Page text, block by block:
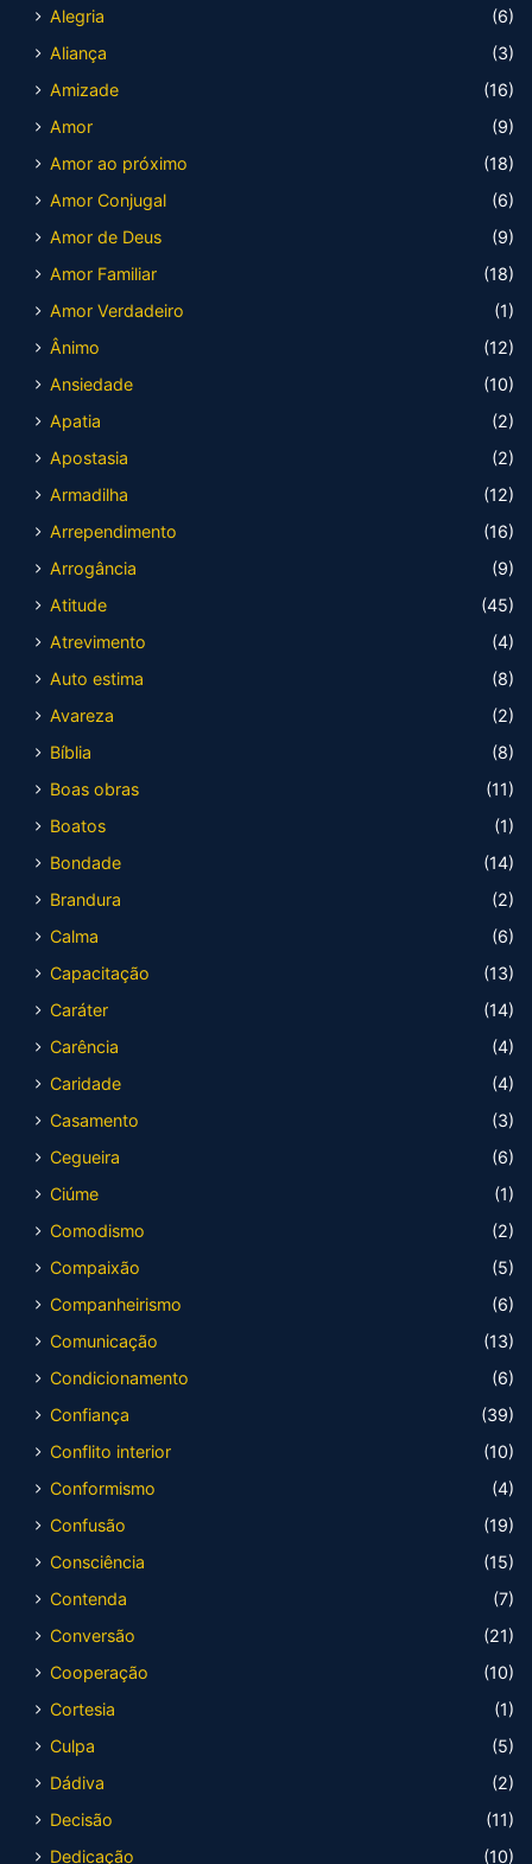
Alegria
(6)
Aliança
(3)
Amizade
(16)
Amor
(9)
Amor ao próximo
(18)
Amor Conjugal
(6)
Amor de Deus
(9)
Amor Familiar
(18)
Amor Verdadeiro
(1)
Ânimo
(12)
Ansiedade
(10)
Apatia
(2)
Apostasia
(2)
Armadilha
(12)
Arrependimento
(16)
Arrogância
(9)
Atitude
(45)
Atrevimento
(4)
Auto estima
(8)
Avareza
(2)
Bíblia
(8)
Boas obras
(11)
Boatos
(1)
Bondade
(14)
Brandura
(2)
Calma
(6)
Capacitação
(13)
Caráter
(14)
Carência
(4)
Caridade
(4)
Casamento
(3)
Cegueira
(6)
Ciúme
(1)
Comodismo
(2)
Compaixão
(5)
Companheirismo
(6)
Comunicação
(13)
Condicionamento
(6)
Confiança
(39)
Conflito interior
(10)
Conformismo
(4)
Confusão
(19)
Consciência
(15)
Contenda
(7)
Conversão
(21)
Cooperação
(10)
Cortesia
(1)
Culpa
(5)
Dádiva
(2)
Decisão
(11)
Dedicação
(10)